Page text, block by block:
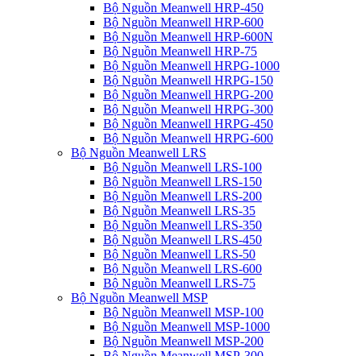
Bộ Nguồn Meanwell HRP-450
Bộ Nguồn Meanwell HRP-600
Bộ Nguồn Meanwell HRP-600N
Bộ Nguồn Meanwell HRP-75
Bộ Nguồn Meanwell HRPG-1000
Bộ Nguồn Meanwell HRPG-150
Bộ Nguồn Meanwell HRPG-200
Bộ Nguồn Meanwell HRPG-300
Bộ Nguồn Meanwell HRPG-450
Bộ Nguồn Meanwell HRPG-600
Bộ Nguồn Meanwell LRS
Bộ Nguồn Meanwell LRS-100
Bộ Nguồn Meanwell LRS-150
Bộ Nguồn Meanwell LRS-200
Bộ Nguồn Meanwell LRS-35
Bộ Nguồn Meanwell LRS-350
Bộ Nguồn Meanwell LRS-450
Bộ Nguồn Meanwell LRS-50
Bộ Nguồn Meanwell LRS-600
Bộ Nguồn Meanwell LRS-75
Bộ Nguồn Meanwell MSP
Bộ Nguồn Meanwell MSP-100
Bộ Nguồn Meanwell MSP-1000
Bộ Nguồn Meanwell MSP-200